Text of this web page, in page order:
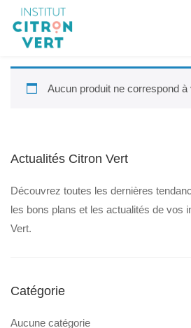
Aucun produit ne correspond à
Actualités Citron Vert
Découvrez toutes les dernières
les bons plans et les actualités de vos
Vert.
Catégorie
Aucune catégorie